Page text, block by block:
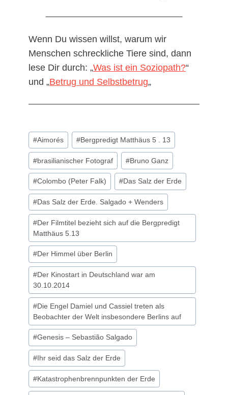
Wenn Du wissen willst, warum wir
Menschen schreckliche Tiere sind, dann
lese Dir durch: „Was ist ein Soziopath?“
und „Betrug und Selbstbetrug„
Schlagworte:
#Aimorés #Bergpredigt Matthäus 5 . 13
#brasilianischer Fotograf #Bruno Ganz
#Colombo (Peter Falk) #Das Salz der Erde
#Das Salz der Erde. Salgado + Wenders
#Der Filmtitel bezieht sich auf die Bergpredigt
Matthäus 5.13
#Der Himmel über Berlin
#Der Kinostart in Deutschland war am
30.10.2014
#Die Engel Damiel und Cassiel treten als
Beobachter der Welt insbesondere Berlins auf
#Genesis – Sebastião Salgado
# Ihr seid das Salz der Erde
#Katastrophenbrennpunkten der Erde